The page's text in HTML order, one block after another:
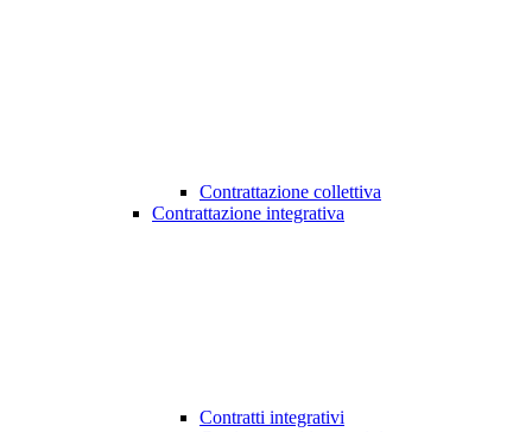
Contrattazione collettiva
Contrattazione integrativa
Contratti integrativi